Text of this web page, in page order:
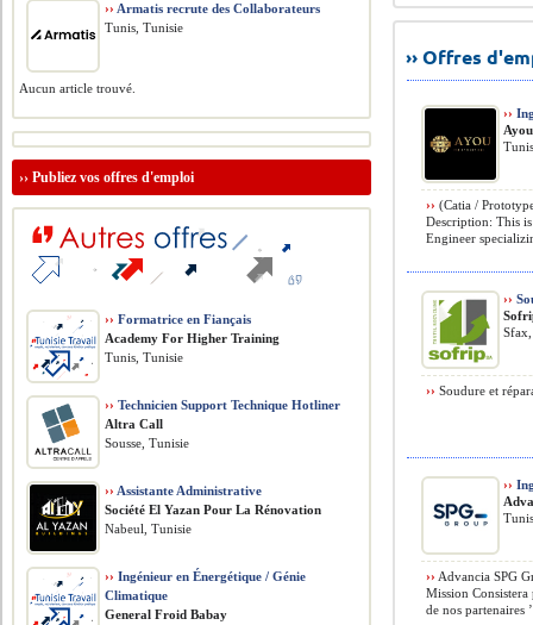
›› Offres
››
›› (Catia /
Description: This
Engineer
››
›› Soudure et
››
›› Advancia SPG
Mission
de nos partenaires
›› Armatis recrute des Collaborateurs
Tunis, Tunisie
Aucun article trouvé.
››Publiez vos offres d'emploi
›› Formatrice en Fiançais
Academy For Higher Training
Tunis, Tunisie
›› Technicien Support Technique Hotliner
Altra Call
Sousse, Tunisie
›› Assistante Administrative
Société El Yazan Pour La Rénovation
Nabeul, Tunisie
›› Ingénieur en Énergétique / Génie
Climatique
General Froid Babay